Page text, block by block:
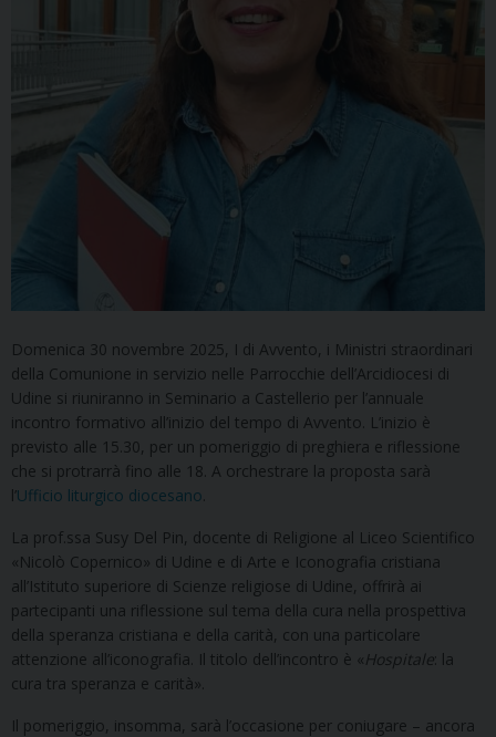
Domenica 30 novembre 2025, I di Avvento, i Ministri straordinari
della Comunione in servizio nelle Parrocchie dell’Arcidiocesi di
Udine si riuniranno in Seminario a Castellerio per l’annuale
incontro formativo all’inizio del tempo di Avvento. L’inizio è
previsto alle 15.30, per un pomeriggio di preghiera e riflessione
che si protrarrà fino alle 18. A orchestrare la proposta sarà
l’Ufficio liturgico diocesano
La prof.ssa Susy Del Pin, docente di Religione al Liceo Scientifico
«Nicolò Copernico» di Udine e di Arte e Iconografia cristiana
all’Istituto superiore di Scienze religiose di Udine, offrirà ai
partecipanti una riflessione sul tema della cura nella prospettiva
della speranza cristiana e della carità, con una particolare
attenzione all’iconografia. Il titolo dell’incontro è «Hospitale : la
cura tra speranza e carità».
Il pomeriggio, insomma, sarà l’occasione per coniugare – ancora